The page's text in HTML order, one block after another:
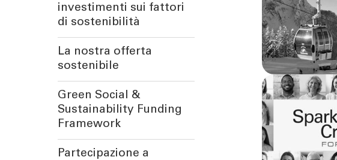
investimenti sui fattori
di sostenibilità
La nostra offerta
sostenibile
Green Social &
Sustainability Funding
Framework
Partecipazione a